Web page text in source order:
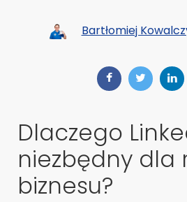
Bartłomiej
Dlaczego
niezbędny dla
biznesu?